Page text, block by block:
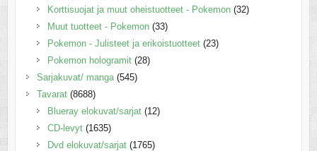
Korttisuojat ja muut oheistuotteet - Pokemon (32)
Muut tuotteet - Pokemon (33)
Pokemon - Julisteet ja erikoistuotteet (23)
Pokemon hologramit (28)
Sarjakuvat/ manga (545)
Tavarat (8688)
Blueray elokuvat/sarjat (12)
CD-levyt (1635)
Dvd elokuvat/sarjat (1765)